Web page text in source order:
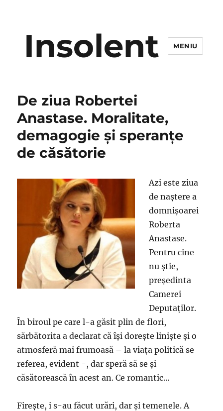
Insolent MENIU
De ziua Robertei
Anastase. Moralitate,
demagogie şi speranţe
de căsătorie
Azi este ziua
de naştere a
domnişoarei
Roberta
Anastase.
Pentru cine
nu ştie,
preşedinta
Camerei
Deputaţilor.
În biroul pe care l-a găsit plin de flori,
sărbătorita a declarat că îşi doreşte linişte şi o
atmosferă mai frumoasă – la viaţa politică se
referea, evident -, dar speră să se şi
căsătorească în acest an. Ce romantic…
Fireşte, i s-au făcut urări, dar şi temenele. A